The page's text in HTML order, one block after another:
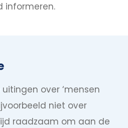
informeren.
over ‘mensen
niet over
raadzaam om aan de